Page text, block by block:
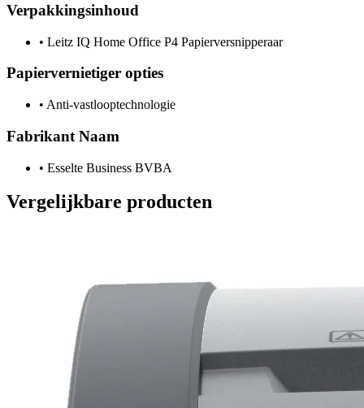
Verpakkingsinhoud
• Leitz IQ Home Office P4 Papierversnipperaar
Papiervernietiger opties
• Anti-vastlooptechnologie
Fabrikant Naam
• Esselte Business BVBA
Vergelijkbare producten